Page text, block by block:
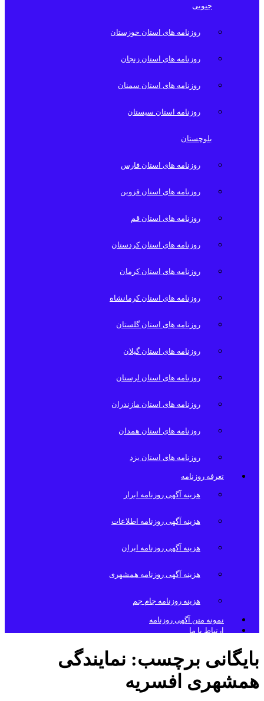
جنوبی
روزنامه های استان خوزستان
روزنامه های استان زنجان
روزنامه های استان سمنان
روزنامه استان سیستان
بلوچستان
روزنامه های استان فارس
روزنامه های استان قزوین
روزنامه های استان قم
روزنامه های استان کردستان
روزنامه های استان کرمان
روزنامه های استان کرمانشاه
روزنامه های استان گلستان
روزنامه های استان گیلان
روزنامه های استان لرستان
روزنامه های استان مازندران
روزنامه های استان همدان
روزنامه های استان یزد
تعرفه روزنامه
هزینه آگهی روزنامه ابرار
هزینه آگهی روزنامه اطلاعات
هزینه آگهی روزنامه ایران
هزینه آگهی روزنامه همشهری
هزینه روزنامه جام جم
نمونه متن آگهی روزنامه
ارتباط با ما
بایگانی برچسب: نمایندگی
همشهری افسریه